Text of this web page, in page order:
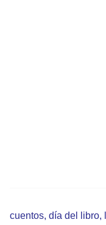
cuentos, día del libro,